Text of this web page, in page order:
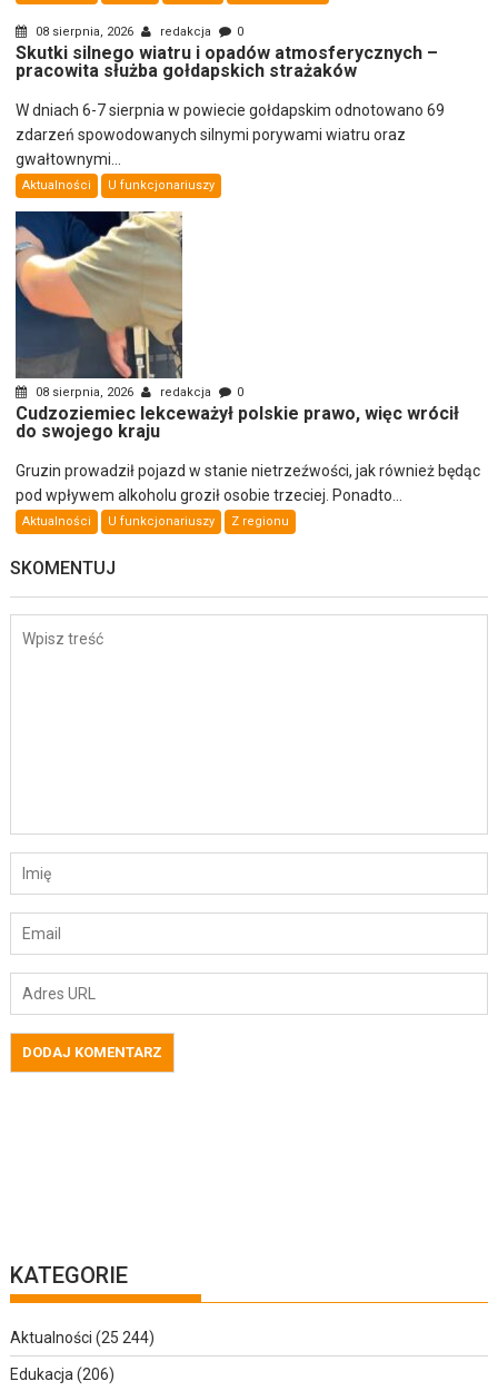
08 sierpnia, 2026 redakcja 0
Skutki silnego wiatru i opadów atmosferycznych –
pracowita służba gołdapskich strażaków
W dniach 6-7 sierpnia w powiecie gołdapskim odnotowano 69
zdarzeń spowodowanych silnymi porywami wiatru oraz
gwałtownymi...
Aktualności U funkcjonariuszy
08 sierpnia, 2026 redakcja 0
Cudzoziemiec lekceważył polskie prawo, więc wrócił
do swojego kraju
Gruzin prowadził pojazd w stanie nietrzeźwości, jak również będąc
pod wpływem alkoholu groził osobie trzeciej. Ponadto...
Aktualności U funkcjonariuszy Z regionu
SKOMENTUJ
KATEGORIE
Aktualności (25 244)
Edukacja (206)